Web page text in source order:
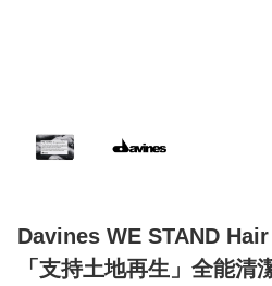
Davines WE STAND
「支持土地再生」全能清